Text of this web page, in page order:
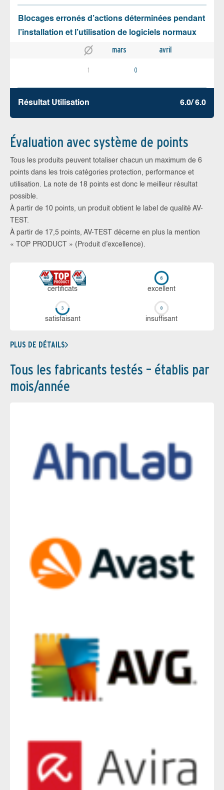
Blocages erronés d’actions déterminées pendant
l’installation et l’utilisation de logiciels normaux
mars avril
1 0
Résultat Utilisation 6.0/ 6.0
Évaluation avec système de points
Tous les produits peuvent totaliser chacun un maximum de 6
points dans les trois catégories protection, performance et
utilisation. La note de 18 points est donc le meilleur résultat
possible.
À partir de 10 points, un produit obtient le label de qualité AV-
TEST.
À partir de 17,5 points, AV-TEST décerne en plus la mention
« TOP PRODUCT » (Produit d’excellence).
certi­ficats ex­cellent
sa­tis­fai­sant in­suf­fi­sant
PLUS DE DÉTAILS
Tous les fabricants testés – établis par
mois/année